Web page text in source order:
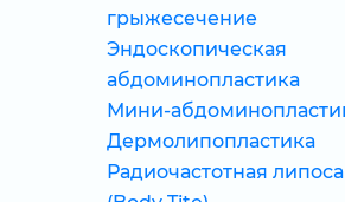
грыжесечение
Эндоскопическая
абдоминопластика
Мини-
Дермолипопластика
Радиочастотная